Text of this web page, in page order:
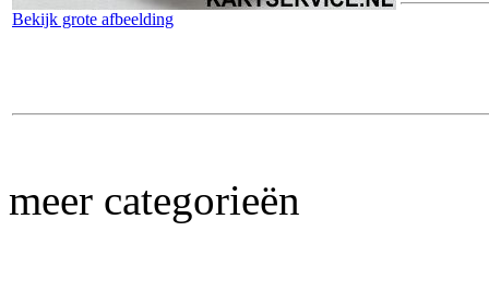
Bekijk grote afbeelding
meer categorieën